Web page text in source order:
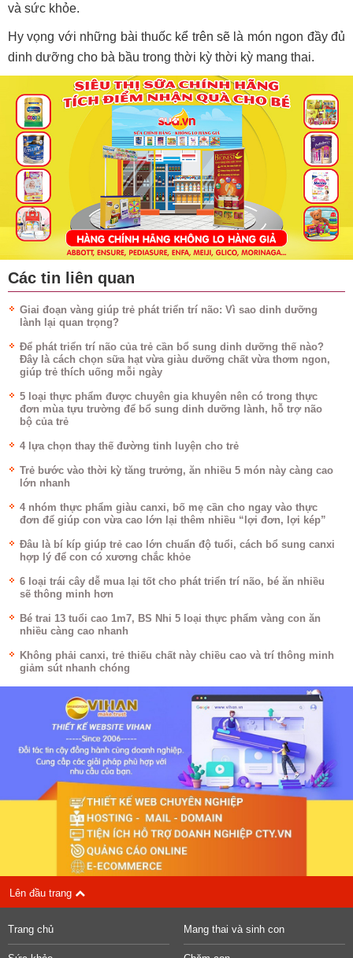
và sức khỏe.
Hy vọng với những bài thuốc kể trên sẽ là món ngon đầy đủ
dinh dưỡng cho bà bầu trong thời kỳ thời kỳ mang thai.
Các tin liên quan
Giai đoạn vàng giúp trẻ phát triển trí não: Vì sao dinh dưỡng
lành lại quan trọng?
Để phát triển trí não của trẻ cần bổ sung dinh dưỡng thế nào?
Đây là cách chọn sữa hạt vừa giàu dưỡng chất vừa thơm ngon,
giúp trẻ thích uống mỗi ngày
5 loại thực phẩm được chuyên gia khuyên nên có trong thực
đơn mùa tựu trường để bổ sung dinh dưỡng lành, hỗ trợ não
bộ của trẻ
4 lựa chọn thay thế đường tinh luyện cho trẻ
Trẻ bước vào thời kỳ tăng trưởng, ăn nhiều 5 món này càng cao
lớn nhanh
4 nhóm thực phẩm giàu canxi, bố mẹ cần cho ngay vào thực
đơn để giúp con vừa cao lớn lại thêm nhiều “lợi đơn, lợi kép”
Đâu là bí kíp giúp trẻ cao lớn chuẩn độ tuổi, cách bổ sung canxi
hợp lý để con có xương chắc khỏe
6 loại trái cây dễ mua lại tốt cho phát triển trí não, bé ăn nhiều
sẽ thông minh hơn
Bé trai 13 tuổi cao 1m7, BS Nhi 5 loại thực phẩm vàng con ăn
nhiều càng cao nhanh
Không phải canxi, trẻ thiếu chất này chiều cao và trí thông minh
giảm sút nhanh chóng
Lên đầu trang
Trang chủ Mang thai và sinh con